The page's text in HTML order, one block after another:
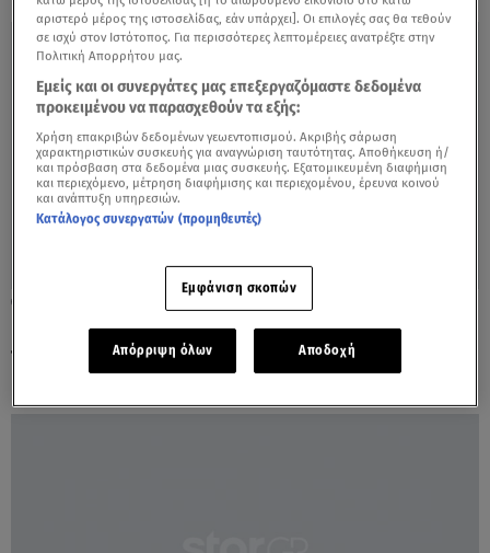
Η ΚΟ της Ένωσης Κεντρώων διαλύεται…
πριν διαλυθεί η Βουλή
αριστερό μέρος της ιστοσελίδας, εάν υπάρχει]. Οι επιλογές σας θα τεθούν
σε ισχύ στον Ιστότοπος. Για περισσότερες λεπτομέρειες ανατρέξτε στην
Πολιτική Απορρήτου μας.
Εμείς και οι συνεργάτες μας επεξεργαζόμαστε δεδομένα
προκειμένου να παρασχεθούν τα εξής:
Χρήση επακριβών δεδομένων γεωεντοπισμού. Ακριβής σάρωση
χαρακτηριστικών συσκευής για αναγνώριση ταυτότητας. Αποθήκευση ή/
και πρόσβαση στα δεδομένα μιας συσκευής. Εξατομικευμένη διαφήμιση
και περιεχόμενο, μέτρηση διαφήμισης και περιεχομένου, έρευνα κοινού
και ανάπτυξη υπηρεσιών.
Κατάλογος συνεργατών (προμηθευτές)
Εμφάνιση σκοπών
Απόρριψη όλων Αποδοχή